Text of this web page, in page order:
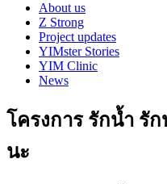
About us
Z Strong
Project updates
YIMster Stories
YIM Clinic
News
โครงการ รักน้ำ รั
นะ